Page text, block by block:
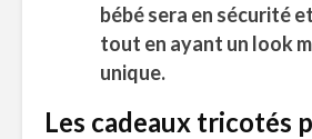
bébé sera en sécurité
tout en ayant un look
unique.
Les cadeaux tricotés